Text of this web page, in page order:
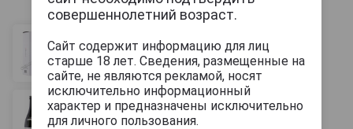
совершеннолетний возраст.
Сайт содержит информацию для лиц
старше 18 лет. Сведения, размещенные на
сайте, не являются рекламой, носят
исключительно информационный
характер и предназначены исключительно
для личного пользования.